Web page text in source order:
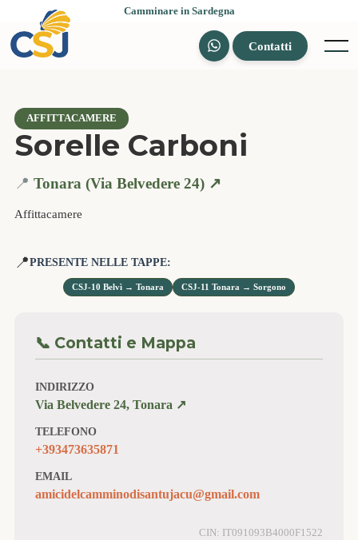
content
Camminare in Sardegna
Menu
Contatti
AFFITTACAMERE
Sorelle Carboni
📍Tonara (Via Belvedere 24) ↗️
Affittacamere
📍PRESENTE NELLE TAPPE:
CSJ-10 Belvì → Tonara CSJ-11 Tonara → Sorgono
📞 Contatti e Mappa
INDIRIZZO
Via Belvedere 24, Tonara ↗️
TELEFONO
+393473635871
EMAIL
amicidelcamminodisantujacu@gmail.com
CIN: IT091093B4000F1522